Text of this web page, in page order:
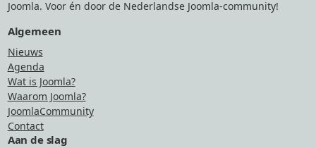
Joomla. Voor én door de Nederlandse Joomla-community!
Algemeen
Nieuws
Agenda
Wat is Joomla?
Waarom Joomla?
JoomlaCommunity
Contact
Aan de slag